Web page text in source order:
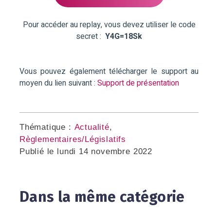
Pour accéder au replay, vous devez utiliser le code
secret : Y4G=18Sk
Vous pouvez également télécharger le support au
moyen du lien suivant : Support de présentation
Thématique : Actualité,
Règlementaires/Législatifs
Publié le lundi 14 novembre 2022
Dans la même catégorie